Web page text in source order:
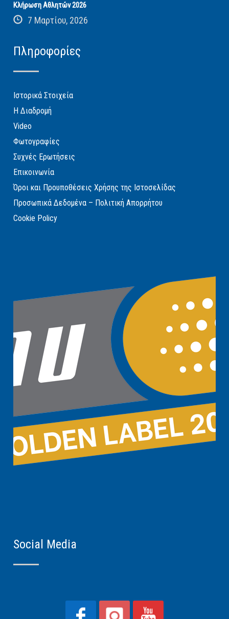
Κλήρωση Αθλητών 2026
7 Μαρτίου, 2026
Πληροφορίες
Ιστορικά Στοιχεία
Η Διαδρομή
Video
Φωτογραφίες
Συχνές Ερωτήσεις
Επικοινωνία
Όροι και Προυποθέσεις Χρήσης της Ιστοσελίδας
Προσωπικά Δεδομένα – Πολιτική Απορρήτου
Cookie Policy
Social Media